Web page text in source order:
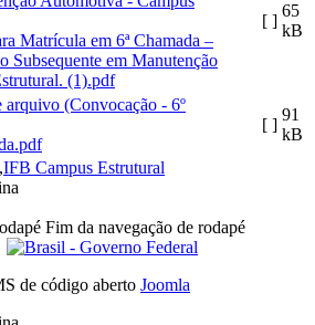
Matrícula em 6ª Chamada –
Subsequente em Manutenção
(1).pdf
[ ]
65
kB
[ ]
91
kB
,IFB Campus Estrutural
Fim da navegação de rodapé
de código aberto Joomla